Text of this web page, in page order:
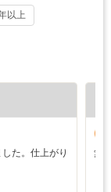
以上
た。仕上がり
無